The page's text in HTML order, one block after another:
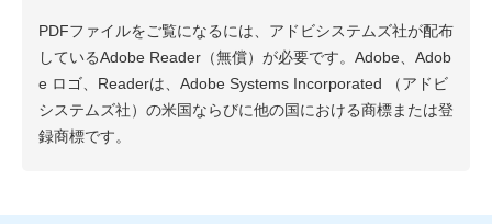
PDFファイルをご覧になるには、アドビシステムズ社が配布
しているAdobe Reader（無償）が必要です。Adobe、Adob
e ロゴ、Readerは、Adobe Systems Incorporated （アドビ
システムズ社）の米国ならびに他の国における商標または登
録商標です。